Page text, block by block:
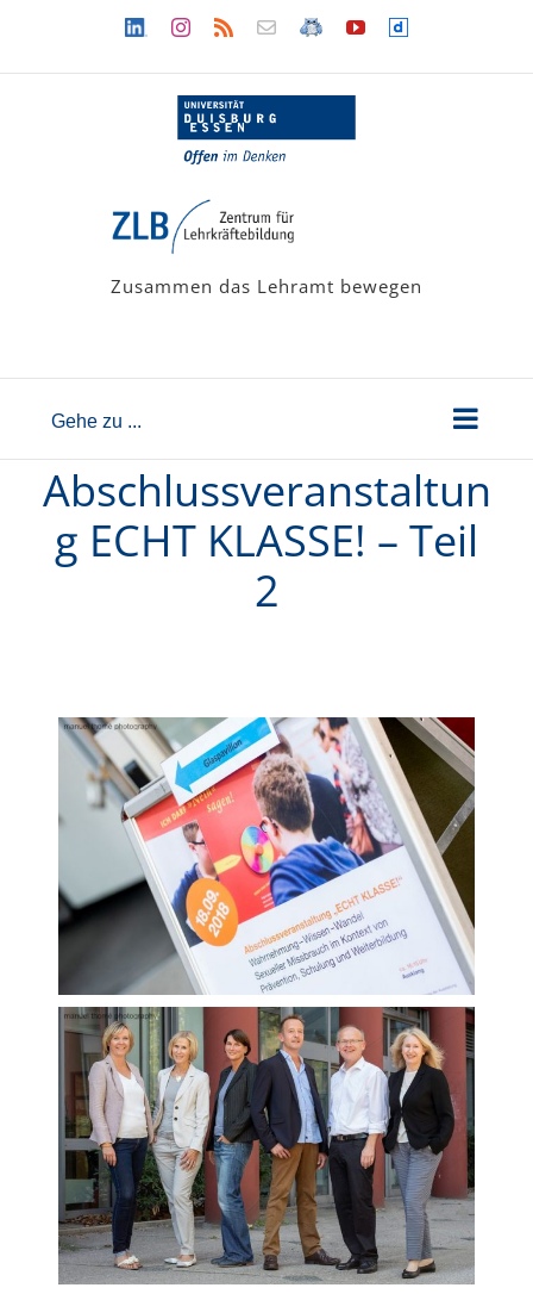
LinkedinInstagram
Rss Newsletter
LehramtsWiki
YouTubeDailymotion
Zusammen das Lehramt bewegen
Gehe zu ...
Abschlussveranstaltun
g ECHT KLASSE! – Teil
2